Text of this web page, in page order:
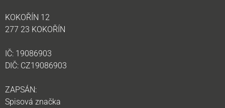
KOKOŘÍN 12
277 23 KOKOŘÍN
IČ: 19086903
DIČ: CZ19086903
ZAPSÁN:
Spisová značka